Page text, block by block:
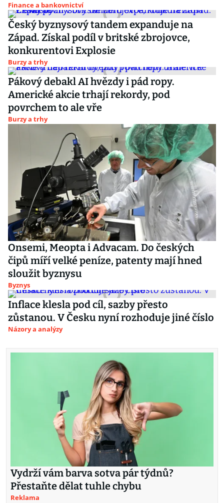
Finance a bankovnictví
Český byznysový tandem expanduje na
Západ. Získal podíl v britské zbrojovce,
konkurentovi Explosie
Burzy a trhy
Pákový debakl AI hvězdy i pád ropy.
Americké akcie trhají rekordy, pod
povrchem to ale vře
Burzy a trhy
Onsemi, Meopta i Advacam. Do českých
čipů míří velké peníze, patenty mají hned
sloužit byznysu
Byznys
Inflace klesla pod cíl, sazby přesto
zůstanou. V Česku nyní rozhoduje jiné číslo
Názory a analýzy
Vydrží vám barva sotva pár týdnů?
Přestaňte dělat tuhle chybu
Reklama